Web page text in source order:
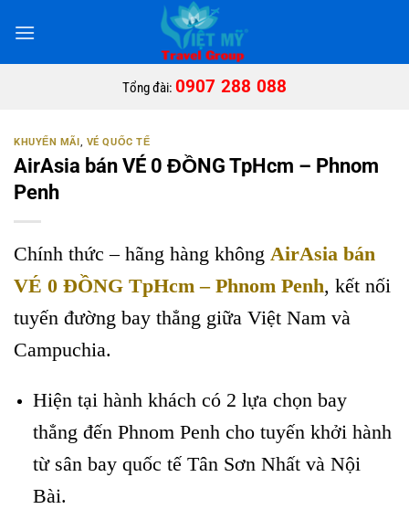
qua
Tổng đài: 0907 288 088
KHUYẾN MÃI, VÉ QUỐC TẾ
AirAsia bán VÉ 0 ĐỒNG TpHcm – Phnom
Penh
Chính thức – hãng hàng không AirAsia bán
VÉ 0 ĐỒNG TpHcm – Phnom Penh, kết nối
tuyến đường bay thẳng giữa Việt Nam và
Campuchia.
Hiện tại hành khách có 2 lựa chọn bay
thẳng đến Phnom Penh cho tuyến khởi hành
từ sân bay quốc tế Tân Sơn Nhất và Nội
Bài.